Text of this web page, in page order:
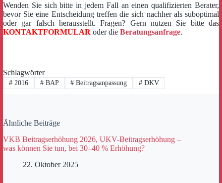
Wenden Sie sich bitte in jedem Fall an einen qualifizierten Berater,
bevor Sie eine Entscheidung treffen die sich nachher als suboptimal
oder gar falsch herausstellt. Fragen? Gern nutzen Sie bitte das
KONTAKTFORMULAR oder die Beratungsanfrage.
Schlagwörter
#2016 #BAP # Beitragsanpassung # DKV
Ähnliche Beiträge
VKB Beitragserhöhung 2026, UKV-Beitragserhöhung –
was können Sie tun, bei 30–40 % Erhöhung?
22. Oktober 2025